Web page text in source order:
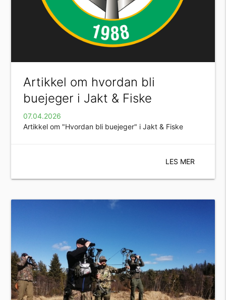
Artikkel om hvordan bli
buejeger i Jakt & Fiske
07.04.2026
Artikkel om "Hvordan bli buejeger" i Jakt & Fiske
LES MER